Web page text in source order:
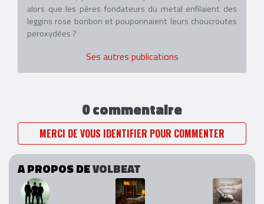
alors que les pères fondateurs du metal enfilaient des
leggins rose bonbon et pouponnaient leurs choucroutes
peroxydées ?
Ses autres publications
0 commentaire
MERCI DE VOUS IDENTIFIER POUR COMMENTER
A PROPOS DEVOLBEAT